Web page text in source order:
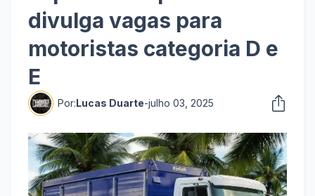
divulga vagas para
motoristas categoria D e
E
Por:Lucas Duarte-julho 03, 2025